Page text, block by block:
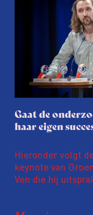
juridische
procedure rond
journalisten tijd,
soms worden
gaat de hele
Gaat de
haar eigen
Hieronder volgt
keynote van
Ven die hij
Coen uit zijn